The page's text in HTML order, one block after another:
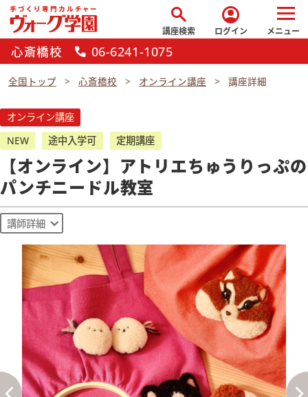
search
講座検索
account_circle
ログイン メニュー
心斎橋校 call 06-6241-1075
全国トップ 心斎橋校 オンライン講座 講座詳細
オンライン講座
NEW
途中入学可 定期講座
【オンライン】アトリエちゅうりっぷの
パンチニードル教室
講師詳細